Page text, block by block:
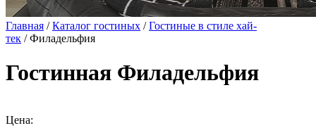
Главная /Каталог гостиных /Гостиные в стиле хай-
тек / Филадельфия
Гостинная Филадельфия
Цена: